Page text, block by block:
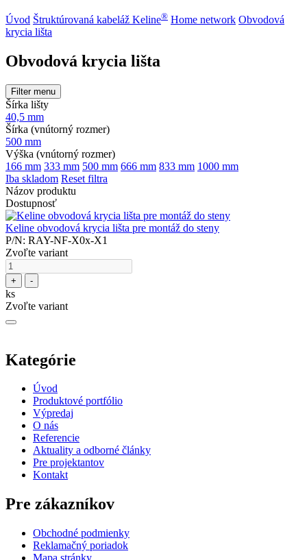
Úvod Štruktúrovaná kabeláž Keline® Home network Obvodová
krycia lišta
Obvodová krycia lišta
Filter menu
Šírka lišty
40,5 mm
Šírka (vnútorný rozmer)
500 mm
Výška (vnútorný rozmer)
166 mm 333 mm 500 mm 666 mm 833 mm 1000 mm
Iba skladom Reset filtra
Názov produktu
Dostupnosť
Keline obvodová krycia lišta pre montáž do steny
P/N: RAY-NF-X0x-X1
Zvoľte variant
+ -
ks
Zvoľte variant
Kategórie
Úvod
Produktové portfólio
Výpredaj
O nás
Referencie
Aktuality a odborné články
Pre projektantov
Kontakt
Pre zákazníkov
Obchodné podmienky
Reklamačný poriadok